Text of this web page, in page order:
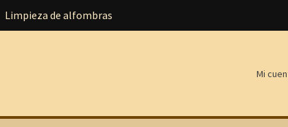
Limpieza de alfombras
Mi